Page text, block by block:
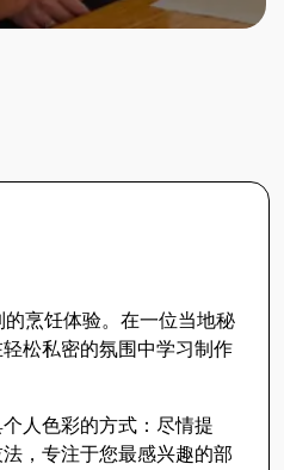
烹饪体验。在一位当地秘
松私密的氛围中学习制作
人色彩的方式：尽情提
，专注于您最感兴趣的部